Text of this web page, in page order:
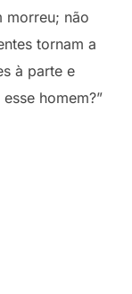
morreu; não
tornam a
à parte e
homem?”
FATAL”